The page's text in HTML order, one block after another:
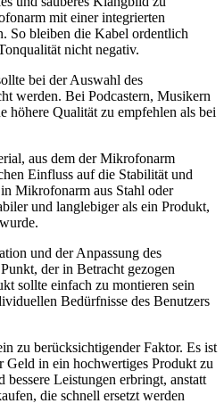
mit einer integrierten
So bleiben die Kabel ordentlich
nicht negativ.
bei der Auswahl des
werden. Bei Podcastern, Musikern
höhere Qualität zu empfehlen als bei
aus dem der Mikrofonarm
Einfluss auf die Stabilität und
Mikrofonarm aus Stahl oder
und langlebiger als ein Produkt,
und der Anpassung des
der in Betracht gezogen
sollte einfach zu montieren sein
Bedürfnisse des Benutzers
zu berücksichtigender Faktor. Es ist
Geld in ein hochwertiges Produkt zu
bessere Leistungen erbringt, anstatt
die schnell ersetzt werden